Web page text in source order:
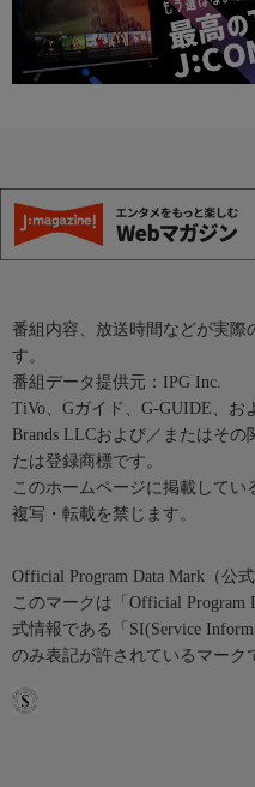
番組内容、放送時間などが実際
す。
番組データ提供元：IPG Inc.
TiVo、Gガイド、G-GUIDE、お
Brands LLCおよび／またはそ
たは登録商標です。
このホームページに掲載して
複写・転載を禁じます。
Official Program Data Mark（公
このマークは「Official Program
式情報である「SI(Service
のみ表記が許されているマーク